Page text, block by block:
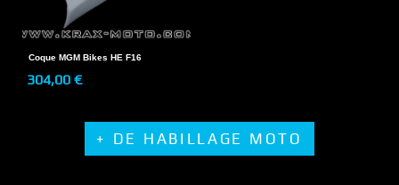
Coque MGM Bikes HE F16
304,00 €
+ DE HABILLAGE MOTO